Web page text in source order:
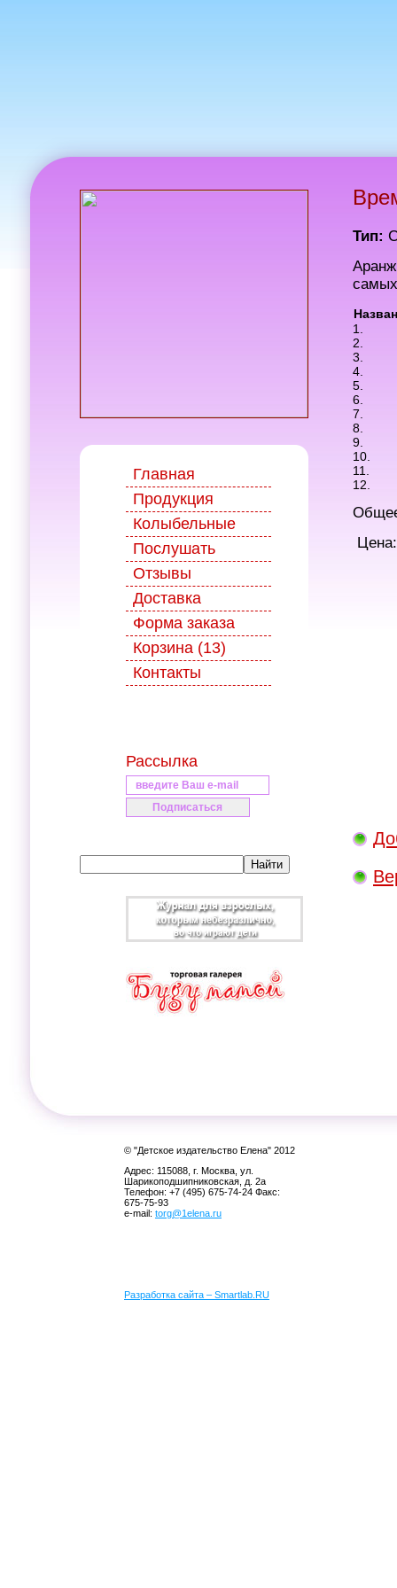
Главная
Продукция
Колыбельные
Послушать
Отзывы
Доставка
Форма заказа
Корзина (13)
Контакты
Рассылка
Тип:
1.
2.
3.
4.
5.
6.
7.
8.
9.
10.
11.
12.
© "Детское издательство Елена" 2012
Адрес: 115088, г. Москва, ул.
Шарикоподшипниковская, д. 2а
Телефон: +7 (495) 675-74-24 Факс:
675-75-93
e-mail: torg@1elena.ru
Разработка сайта – Smartlab.RU